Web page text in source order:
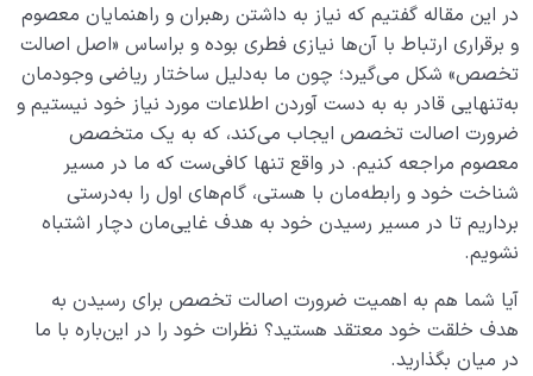
در این مقاله گفتیم که نیاز به داشتن رهبران و راهنمایان معصوم
و برقراری ارتباط با آن‌ها نیازی فطری بوده و براساس «اصل اصالت
تخصص» شکل می‌گیرد؛ چون ما به‌دلیل ساختار ریاضی وجودمان
به‌تنهایی قادر به به دست آوردن اطلاعات مورد نیاز خود نیستیم و
ضرورت اصالت تخصص ایجاب می‌کند، که به یک متخصص
معصوم مراجعه کنیم. در واقع تنها کافی‌ست که ما در مسیر
شناخت خود و رابطه‌‌مان با هستی، گام‌های اول را به‌درستی
برداریم تا در مسیر رسیدن خود به هدف غایی‌مان دچار اشتباه
نشویم.
آیا شما هم به اهمیت ضرورت اصالت تخصص برای رسیدن به
هدف خلقت خود معتقد هستید؟ نظرات خود را در این‌باره با ما
در میان بگذارید.